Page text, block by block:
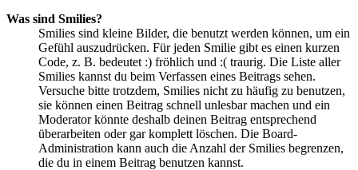
Was sind Smilies?
Smilies sind kleine Bilder, die benutzt werden können, um ein
Gefühl auszudrücken. Für jeden Smilie gibt es einen kurzen
Code, z. B. bedeutet :) fröhlich und :( traurig. Die Liste aller
Smilies kannst du beim Verfassen eines Beitrags sehen.
Versuche bitte trotzdem, Smilies nicht zu häufig zu benutzen,
sie können einen Beitrag schnell unlesbar machen und ein
Moderator könnte deshalb deinen Beitrag entsprechend
überarbeiten oder gar komplett löschen. Die Board-
Administration kann auch die Anzahl der Smilies begrenzen,
die du in einem Beitrag benutzen kannst.